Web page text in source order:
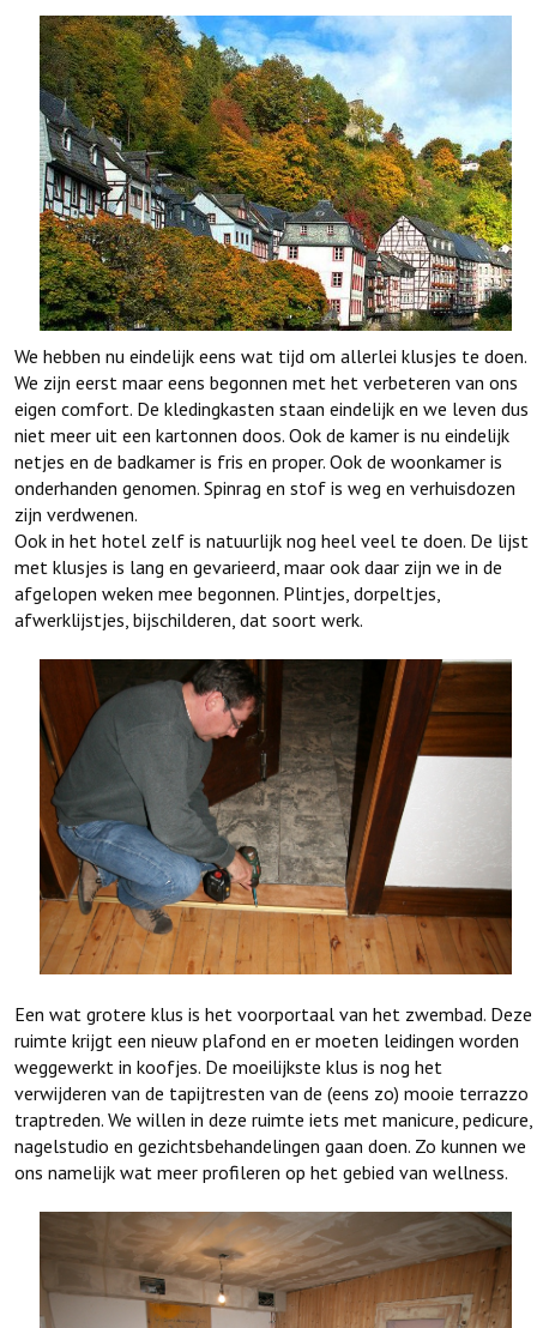
We hebben nu eindelijk eens wat tijd om allerlei klusjes te doen.
We zijn eerst maar eens begonnen met het verbeteren van ons
eigen comfort. De kledingkasten staan eindelijk en we leven dus
niet meer uit een kartonnen doos. Ook de kamer is nu eindelijk
netjes en de badkamer is fris en proper. Ook de woonkamer is
onderhanden genomen. Spinrag en stof is weg en verhuisdozen
zijn verdwenen.
Ook in het hotel zelf is natuurlijk nog heel veel te doen. De lijst
met klusjes is lang en gevarieerd, maar ook daar zijn we in de
afgelopen weken mee begonnen. Plintjes, dorpeltjes,
afwerklijstjes, bijschilderen, dat soort werk.
Een wat grotere klus is het voorportaal van het zwembad. Deze
ruimte krijgt een nieuw plafond en er moeten leidingen worden
weggewerkt in koofjes. De moeilijkste klus is nog het
verwijderen van de tapijtresten van de (eens zo) mooie terrazzo
traptreden. We willen in deze ruimte iets met manicure, pedicure,
nagelstudio en gezichtsbehandelingen gaan doen. Zo kunnen we
ons namelijk wat meer profileren op het gebied van wellness.